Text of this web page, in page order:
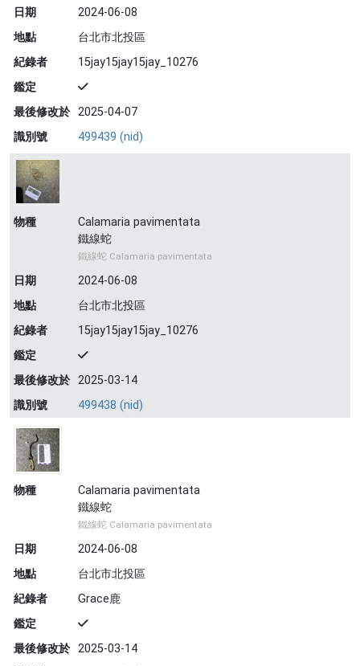
日期
2024-06-08
地點
台北市北投區
紀錄者
15jay15jay15jay_10276
鑑定
最後修改於 2025-04-07
識別號
499439 (nid)
物種
Calamaria pavimentata
鐵線蛇
鐵線蛇 Calamaria pavimentata
日期
2024-06-08
地點
台北市北投區
紀錄者
15jay15jay15jay_10276
鑑定
最後修改於 2025-03-14
識別號
499438 (nid)
物種
Calamaria pavimentata
鐵線蛇
鐵線蛇 Calamaria pavimentata
日期
2024-06-08
地點
台北市北投區
紀錄者
Grace鹿
鑑定
最後修改於 2025-03-14